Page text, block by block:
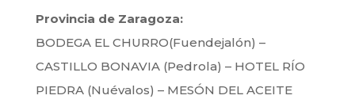
Provincia de Zaragoza:
BODEGA EL CHURRO(Fuendejalón) –
CASTILLO BONAVIA (Pedrola) – HOTEL RÍO
PIEDRA (Nuévalos) – MESÓN DEL ACEITE